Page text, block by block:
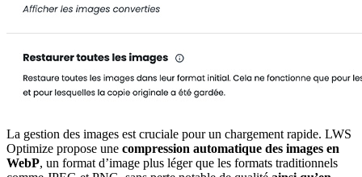
La gestion des images est cruciale pour un chargement rapide. LWS
Optimize propose une compression automatique des images en
WebP, un format d’image plus léger que les formats traditionnels